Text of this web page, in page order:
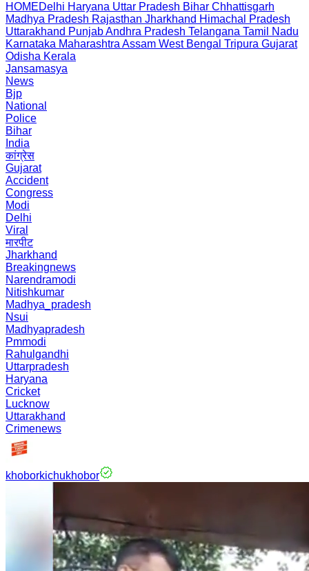
HOMEDelhi Haryana Uttar Pradesh Bihar Chhattisgarh
Madhya Pradesh Rajasthan Jharkhand Himachal Pradesh
Uttarakhand PunjabAndhra Pradesh Telangana Tamil Nadu
Karnataka Maharashtra Assam West Bengal Tripura Gujarat
Odisha Kerala
Jansamasya
News
Bjp
National
Police
Bihar
India
कांग्रेस
Gujarat
Accident
Congress
Modi
Delhi
Viral
मारपीट
Jharkhand
Breakingnews
Narendramodi
Nitishkumar
Madhya_pradesh
Nsui
Madhyapradesh
Pmmodi
Rahulgandhi
Uttarpradesh
Haryana
Cricket
Lucknow
Uttarakhand
Crimenews
khoborkichukhobor